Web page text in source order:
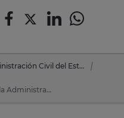
Cuerpo de Gestión de la Administración Civil del Estado
Oposiciones de Cuerpo de Gestión de la Administración Civil del Estado en Calviá (Baleares)